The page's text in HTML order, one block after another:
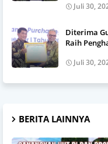
Juli 30,
Diterima
Raih
Juli 30,
BERITA LAINNYA